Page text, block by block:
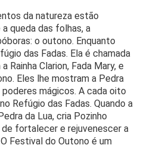
da natureza estão
queda das folhas, a
o outono. Enquanto
das Fadas. Ela é chamada
Rainha Clarion, Fada Mary, e
Eles lhe mostram a Pedra
mágicos. A cada oito
Refúgio das Fadas. Quando a
da Lua, cria Pozinho
fortalecer e rejuvenescer a
Festival do Outono é um